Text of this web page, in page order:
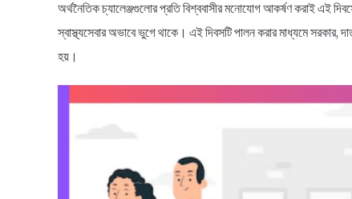
অর্থনৈতিক চ্যালেঞ্জগুলোর প্রতি বিশ্ববাসীর মনোযোগ আকর্ষণ করাই এই
স্বাস্থ্যসেবার অভাবে ভুগে থাকে। এই দিবসটি পালন করার মাধ্যমে সরকার,
হয়।